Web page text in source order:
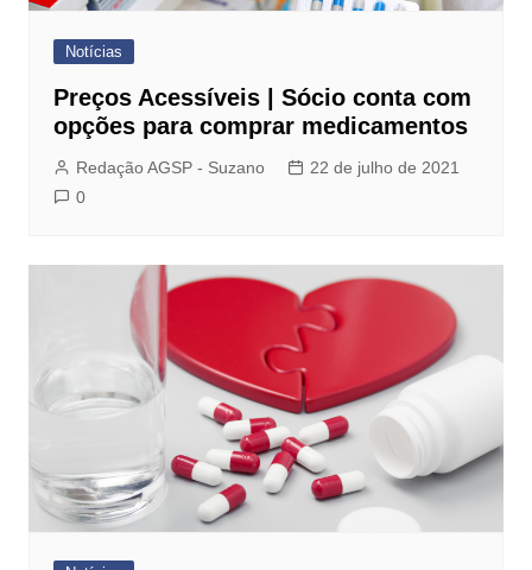
Notícias
Preços Acessíveis | Sócio conta com
opções para comprar medicamentos
Redação AGSP - Suzano
22 de julho de 2021
0